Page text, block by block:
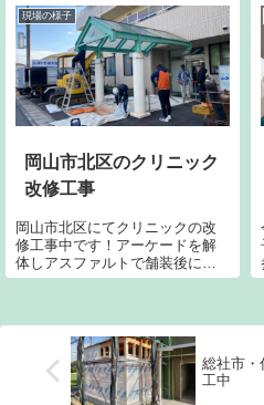
ウトに沿って解体と造作や補強
が進んでいます。とてつもない
暑さの中ですが着々と進行中で
す。自然が近い場...
現場の様子
岡山市北区のクリニック
改修工事
岡山市北区にてクリニックの改
修工事中です！アーケードを解
体しアスファルトで舗装後に出
入口付近に車止めバリカーを設
ように施工です。車椅子などが
出入りしやすいように工夫で
す。アーケードが無...
総社市・
工中